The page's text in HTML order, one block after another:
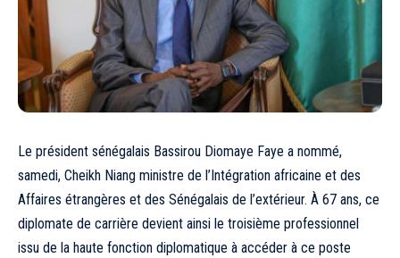
Le président sénégalais Bassirou Diomaye Faye a nommé,
samedi, Cheikh Niang ministre de l’Intégration africaine et des
Affaires étrangères et des Sénégalais de l’extérieur. À 67 ans, ce
diplomate de carrière devient ainsi le troisième professionnel
issu de la haute fonction diplomatique à accéder à ce poste